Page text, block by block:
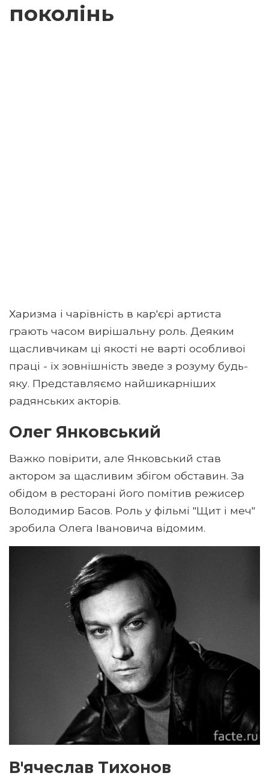
поколінь
Харизма і чарівність в кар'єрі артиста
грають часом вирішальну роль. Деяким
щасливчикам ці якості не варті особливої ​​
праці - їх зовнішність зведе з розуму будь-
яку. Представляємо найшикарніших
радянських акторів.
Олег Янковський
Важко повірити, але Янковський став
актором за щасливим збігом обставин. За
обідом в ресторані його помітив режисер
Володимир Басов. Роль у фільмі "Щит і меч"
зробила Олега Івановича відомим.
В'ячеслав Тихонов